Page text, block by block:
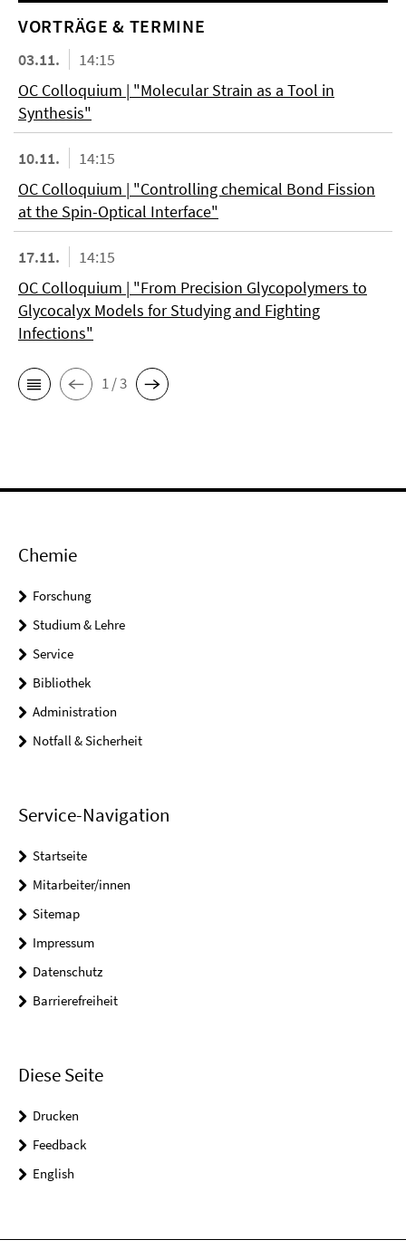
VORTRÄGE & TERMINE
03.11.
14:15
OC Colloquium | "Molecular Strain as a Tool in
Synthesis"
10.11.
14:15
OC Colloquium | "Controlling chemical Bond Fission
at the Spin-Optical Interface"
17.11.
14:15
OC Colloquium | "From Precision Glycopolymers to
Glycocalyx Models for Studying and Fighting
Infections"
1 / 3
Chemie
Forschung
Studium & Lehre
Service
Bibliothek
Administration
Notfall & Sicherheit
Service-Navigation
Startseite
Mitarbeiter/innen
Sitemap
Impressum
Datenschutz
Barrierefreiheit
Diese Seite
Drucken
Feedback
English